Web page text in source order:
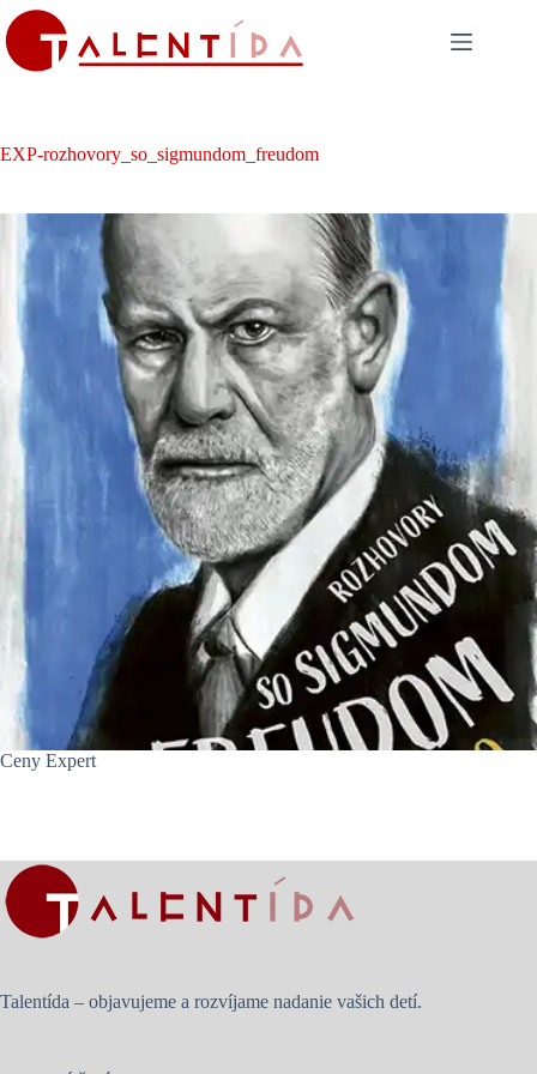
Skip
to
content
EXP-rozhovory_so_sigmundom_freudom
Ceny Expert
Talentída – objavujeme a rozvíjame nadanie vašich detí.